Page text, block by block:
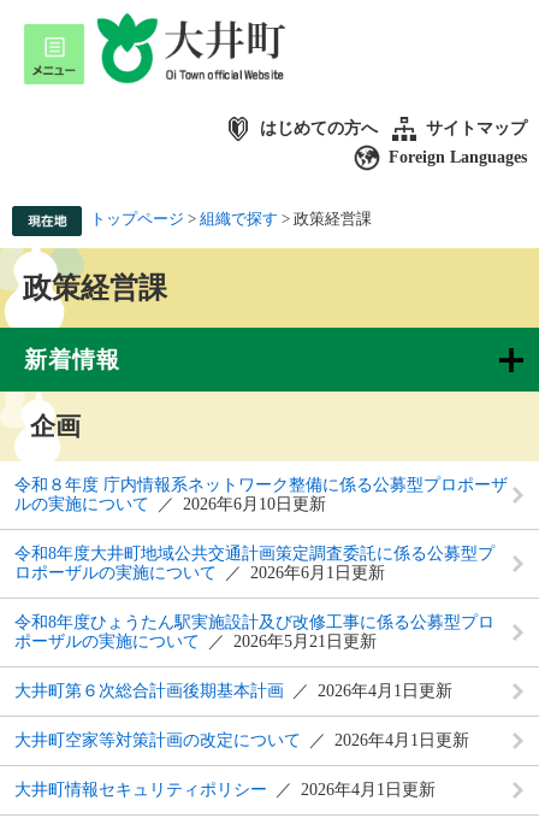
はじめての方へ
サイトマップ
Foreign Languages
トップページ > 組織で探す > 政策経営課
政策経営課
新着情報
企画
令和８年度 庁内情報系ネットワーク整備に係る公募型プロポーザ
ルの実施について
2026年6月10日更新
令和8年度大井町地域公共交通計画策定調査委託に係る公募型プ
ロポーザルの実施について
2026年6月1日更新
令和8年度ひょうたん駅実施設計及び改修工事に係る公募型プロ
ポーザルの実施について
2026年5月21日更新
大井町第６次総合計画後期基本計画 2026年4月1日更新
大井町空家等対策計画の改定について 2026年4月1日更新
大井町情報セキュリティポリシー 2026年4月1日更新